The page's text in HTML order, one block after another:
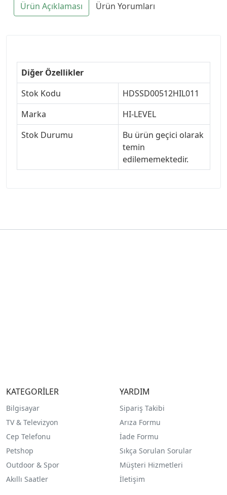
Ürün Açıklaması Ürün Yorumları
Diğer Özellikler
Stok Kodu
HDSSD00512HIL011
Marka
HI-LEVEL
Stok Durumu
Bu ürün geçici olarak
temin
edilememektedir.
KATEGORİLER
Bilgisayar
TV & Televizyon
Cep Telefonu
Petshop
Outdoor & Spor
Akıllı Saatler
YARDIM
Sipariş Takibi
Arıza Formu
İade Formu
Sıkça Sorulan Sorular
Müşteri Hizmetleri
İletişim